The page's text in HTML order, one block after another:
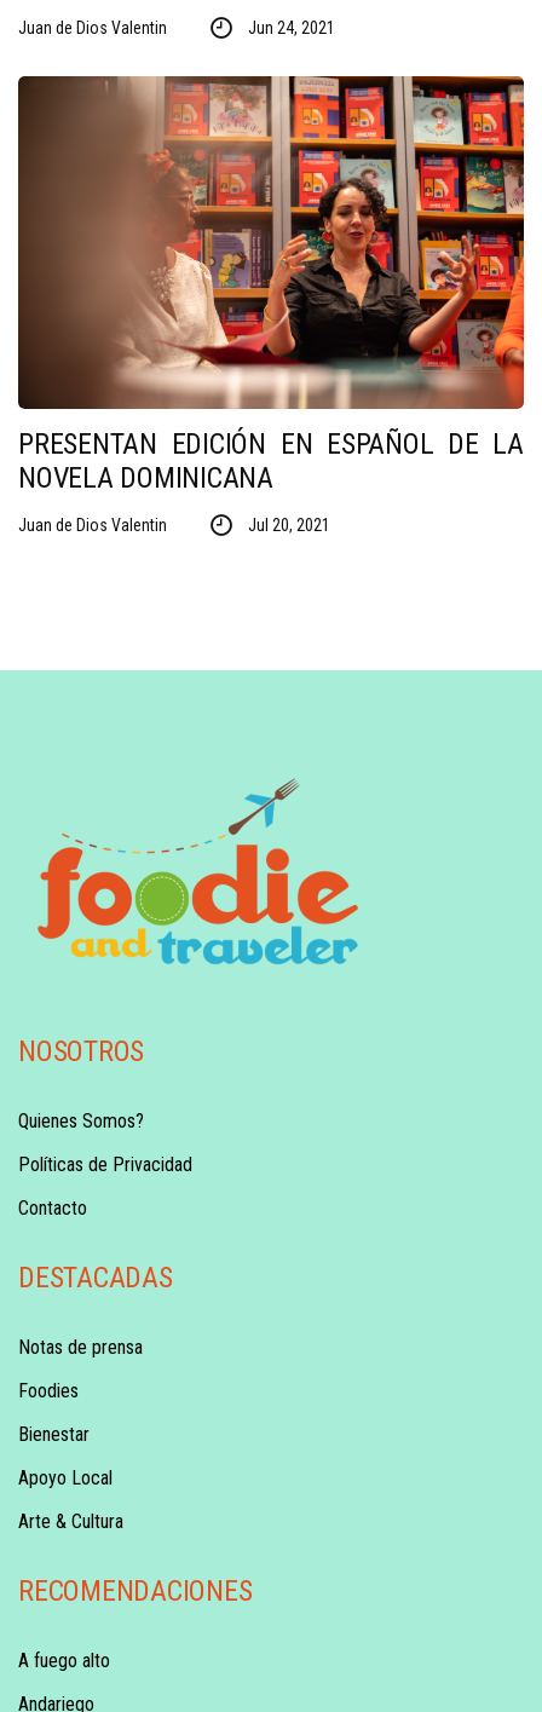
Juan de Dios Valentin Jun 24, 2021
PRESENTAN EDICIÓN EN ESPAÑOL DE LA
NOVELA DOMINICANA
Juan de Dios Valentin Jul 20, 2021
NOSOTROS
Quienes Somos?
Políticas de Privacidad
Contacto
DESTACADAS
Notas de prensa
Foodies
Bienestar
Apoyo Local
Arte & Cultura
RECOMENDACIONES
A fuego alto
Andariego